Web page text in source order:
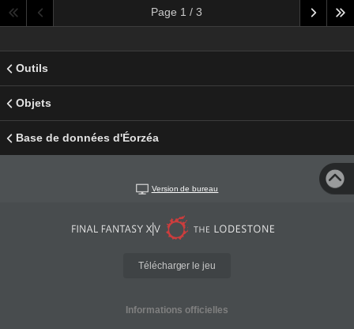
Page 1 / 3
Outils
Objets
Base de données d'Éorzéa
Version de bureau
Télécharger le jeu
Informations officielles